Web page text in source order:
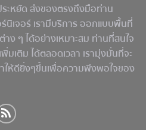
ะหยัด ส่งของตรงถึงมือท่าน
เจอร์ เรามีบริการ ออกแบบพื้นที่
ๆ ได้อย่างเหมาะสม ท่านที่สนใจ
มเติม ได้ตลอดเวลา เรามุ่งมั่นที่จะ
ให้ดียิ่งๆขึ้นเพื่อความพึงพอใจของ